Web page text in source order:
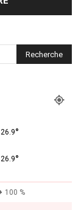
26.9°
26.9°
100 %